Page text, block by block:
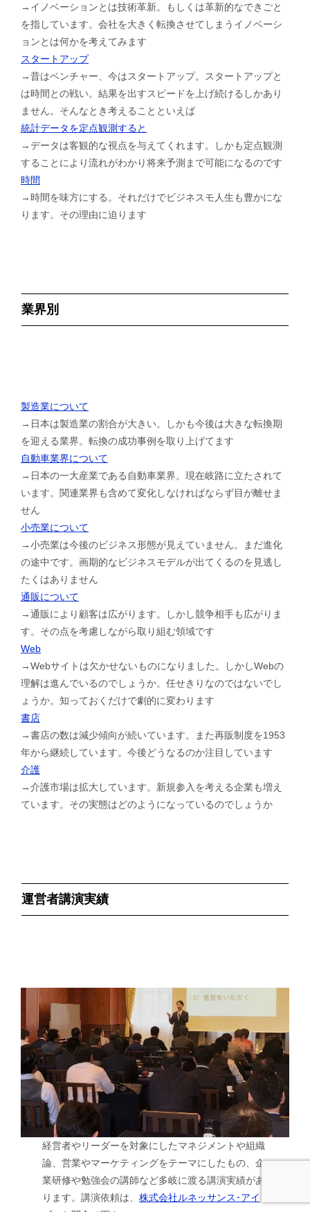
→イノベーションとは技術革新。もしくは革新的なできごと
を指しています。会社を大きく転換させてしまうイノベーシ
ョンとは何かを考えてみます
スタートアップ
→昔はベンチャー、今はスタートアップ。スタートアップと
は時間との戦い。結果を出すスピードを上げ続けるしかあり
ません。そんなとき考えることといえば
統計データを定点観測すると
→データは客観的な視点を与えてくれます。しかも定点観測
することにより流れがわかり将来予測まで可能になるのです
時間
→時間を味方にする。それだけでビジネスモ人生も豊かにな
ります。その理由に迫ります
業界別
製造業について
→日本は製造業の割合が大きい。しかも今後は大きな転換期
を迎える業界。転換の成功事例を取り上げてます
自動車業界について
→日本の一大産業である自動車業界。現在岐路に立たされて
います。関連業界も含めて変化しなければならず目が離せま
せん
小売業について
→小売業は今後のビジネス形態が見えていません。まだ進化
の途中です。画期的なビジネスモデルが出てくるのを見逃し
たくはありません
通販について
→通販により顧客は広がります。しかし競争相手も広がりま
す。その点を考慮しながら取り組む領域です
Web
→Webサイトは欠かせないものになりました。しかしWebの
理解は進んでいるのでしょうか。任せきりなのではないでし
ょうか。知っておくだけで劇的に変わります
書店
→書店の数は減少傾向が続いています。また再販制度を1953
年から継続しています。今後どうなるのか注目しています
介護
→介護市場は拡大しています。新規参入を考える企業も増え
ています。その実態はどのようになっているのでしょうか
運営者講演実績
経営者やリーダーを対象にしたマネジメントや組織
論、営業やマーケティングをテーマにしたもの、企
業研修や勉強会の講師など多岐に渡る講演実績があ
ります。講演依頼は、株式会社ルネッサンス･アイ